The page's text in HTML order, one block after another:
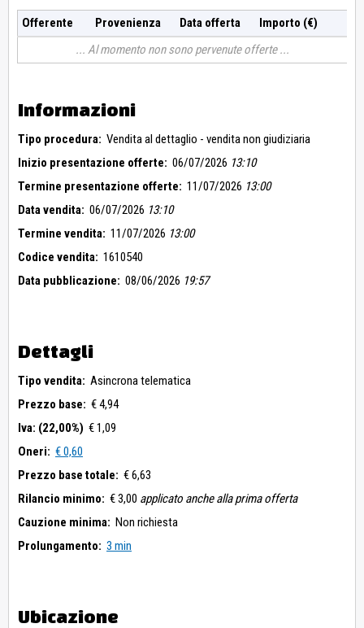
Offerente Provenienza Data offerta
Importo (€)
Al momento non sono pervenute offerte
Informazioni
Tipo procedura: Vendita al dettaglio - vendita non giudiziaria
Inizio presentazione offerte: 06/07/2026 13:10
Termine presentazione offerte: 11/07/2026 13:00
Data vendita: 06/07/2026 13:10
Termine vendita: 11/07/2026 13:00
Codice vendita: 1610540
Data pubblicazione: 08/06/2026 19:57
Dettagli
Tipo vendita: Asincrona telematica
Prezzo base: € 4,94
Iva: (22,00%) € 1,09
Oneri: € 0,60
Prezzo base totale: € 6,63
Rilancio minimo: € 3,00 applicato anche alla prima offerta
Cauzione minima: Non richiesta
Prolungamento: 3 min
Ubicazione